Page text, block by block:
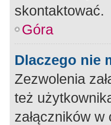
skontaktować.
Góra
Dlaczego nie
Zezwolenia
też
załączników